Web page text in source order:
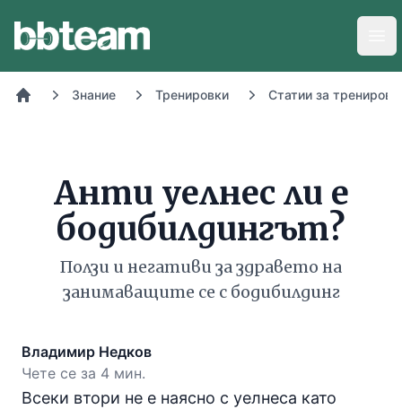
Знание Тренировки Статии за
Анти уелнес ли е
бодибилдингът?
Ползи и негативи за здравето на
занимаващите се с бодибилдинг
Владимир Недков
Чете се за 4 мин.
Всеки втори не е наясно с уелнеса като